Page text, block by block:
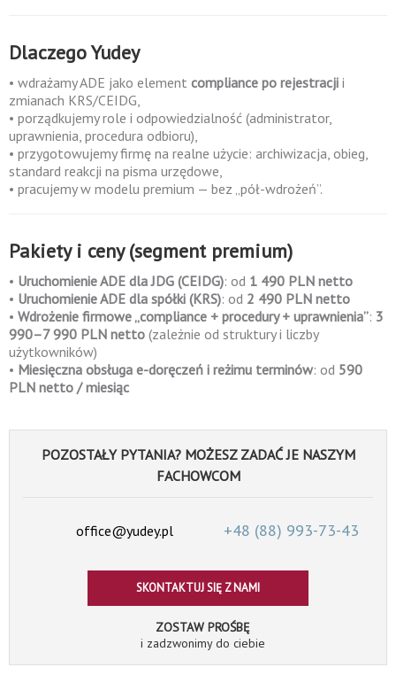
Dlaczego Yudey
• wdrażamy ADE jako element compliance po rejestracji i
zmianach KRS/CEIDG,
• porządkujemy role i odpowiedzialność (administrator,
uprawnienia, procedura odbioru),
• przygotowujemy firmę na realne użycie: archiwizacja, obieg,
standard reakcji na pisma urzędowe,
• pracujemy w modelu premium — bez „pół-wdrożeń”.
Pakiety i ceny (segment premium)
• Uruchomienie ADE dla JDG (CEIDG): od 1 490 PLN netto
• Uruchomienie ADE dla spółki (KRS): od 2 490 PLN netto
• Wdrożenie firmowe „compliance + procedury + uprawnienia”: 3
990–7 990 PLN netto (zależnie od struktury i liczby
użytkowników)
• Miesięczna obsługa e-doręczeń i reżimu terminów: od 590
PLN netto / miesiąc
POZOSTAŁY PYTANIA? MOŻESZ ZADAĆ JE NASZYM
FACHOWCOM
office@yudey.pl +48 (88) 993-73-43
SKONTAKTUJ SIĘ Z NAMI
ZOSTAW PROŚBĘ
i zadzwonimy do ciebie